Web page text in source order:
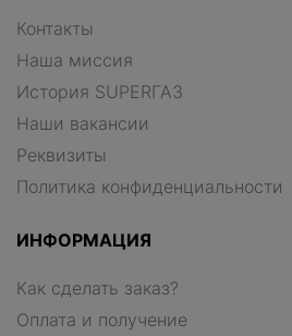
Контакты
Наша миссия
История SUPERГАЗ
Наши вакансии
Реквизиты
Политика конфиденциальности
ИНФОРМАЦИЯ
Как сделать заказ?
Оплата и получение